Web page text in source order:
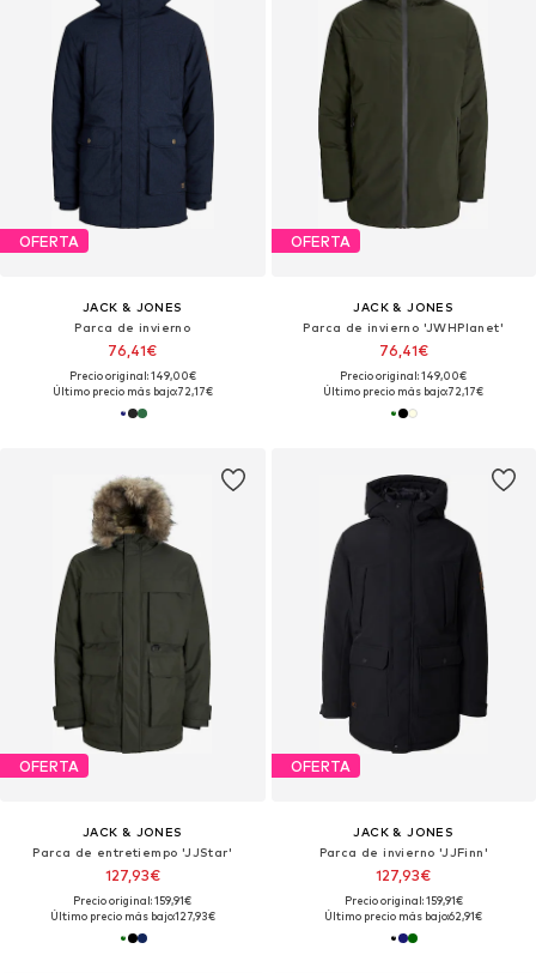
OFERTA
JACK & JONES
Parca de invierno
76,41€
Precio original: 149,00€
Último precio más bajo:72,17€
OFERTA
JACK & JONES
Parca de invierno 'JWHPlanet'
76,41€
Precio original: 149,00€
Último precio más bajo:72,17€
OFERTA
JACK & JONES
Parca de entretiempo 'JJStar'
127,93€
Precio original: 159,91€
Último precio más bajo:127,93€
OFERTA
JACK & JONES
Parca de invierno 'JJFinn'
127,93€
Precio original: 159,91€
Último precio más bajo:62,91€